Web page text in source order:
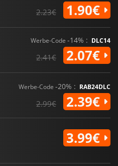
2.23€ 1.90€
Werbe-Code -14% : DLC14
2.41€ 2.07€
Werbe-Code -20% : RAB24DLC
2.99€ 2.39€
3.99€